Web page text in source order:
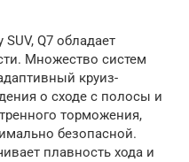
Q7 обладает
Множество систем
круиз-
о сходе с полосы и
торможения,
безопасной.
плавность хода и